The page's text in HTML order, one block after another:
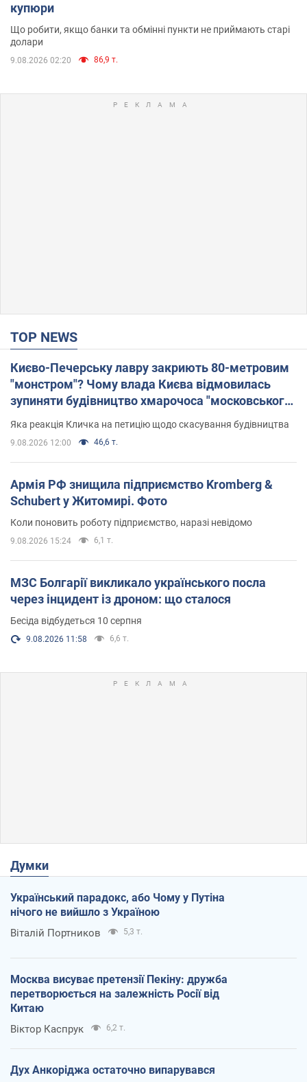
купюри
Що робити, якщо банки та обмінні пункти не приймають старі
долари
9.08.2026 02:20 86,9 т.
TOP NEWS
Києво-Печерську лавру закриють 80-метровим
"монстром"? Чому влада Києва відмовилась
зупиняти будівництво хмарочоса "московського
вірянина"
Яка реакція Кличка на петицію щодо скасування будівництва
9.08.2026 12:00 46,6 т.
Армія РФ знищила підприємство Kromberg &
Schubert у Житомирі. Фото
Коли поновить роботу підприємство, наразі невідомо
9.08.2026 15:24 6,1 т.
МЗС Болгарії викликало українського посла
через інцидент із дроном: що сталося
Бесіда відбудеться 10 серпня
9.08.2026 11:58 6,6 т.
Думки
Український парадокс, або Чому у Путіна
нічого не вийшло з Україною
Віталій Портников 5,3 т.
Москва висуває претензії Пекіну: дружба
перетворюється на залежність Росії від
Китаю
Віктор Каспрук 6,2 т.
Дух Анкоріджа остаточно випарувався